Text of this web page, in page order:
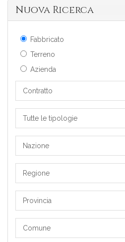
Nuova Ricerca
Fabbricato
Terreno
Azienda
Contratto
Tutte
le
Tipologie
Nazione
Regione
Provincia
Comune